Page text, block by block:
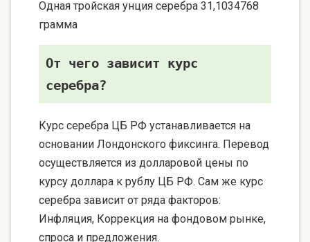
Одная тройская унция серебра 31,1034768
грамма
От чего зависит курс
серебра?
Курс серебра ЦБ РФ устанавливается на
основании Лондонского фиксинга. Перевод
осуществляется из долларовой цены по
курсу доллара к рублу ЦБ РФ. Сам же курс
серебра зависит от ряда факторов:
Инфляция, Коррекция на фондовом рынке,
спроса и предложения.